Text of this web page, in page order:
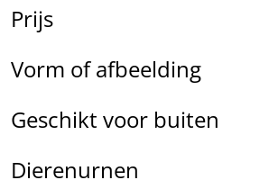
de
Prijs
Vorm of afbeelding
Geschikt voor buiten
Dierenurnen